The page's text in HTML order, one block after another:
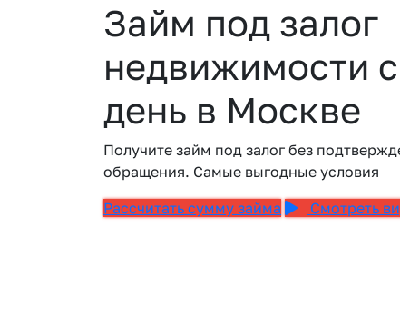
Займ под залог
недвижимости
день в Москве
Получите займ под залог без
обращения. Самые выгодные условия
Рассчитать сумму займа
Смотреть